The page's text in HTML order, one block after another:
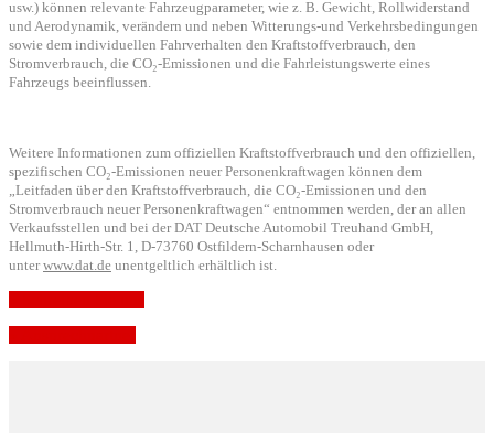
usw.) können relevante Fahrzeugparameter, wie z. B. Gewicht, Rollwiderstand
und Aerodynamik, verändern und neben Witterungs-und Verkehrsbedingungen
sowie dem individuellen Fahrverhalten den Kraftstoffverbrauch, den
Stromverbrauch, die CO₂-Emissionen und die Fahrleistungswerte eines
Fahrzeugs beeinflussen.
Weitere Informationen zum offiziellen Kraftstoffverbrauch und den offiziellen,
spezifischen CO₂-Emissionen neuer Personenkraftwagen können dem
„Leitfaden über den Kraftstoffverbrauch, die CO₂-Emissionen und den
Stromverbrauch neuer Personenkraftwagen“ entnommen werden, der an allen
Verkaufsstellen und bei der DAT Deutsche Automobil Treuhand GmbH,
Hellmuth-Hirth-Str. 1, D-73760 Ostfildern-Scharnhausen oder
unterwww.dat.de unentgeltlich erhältlich ist.